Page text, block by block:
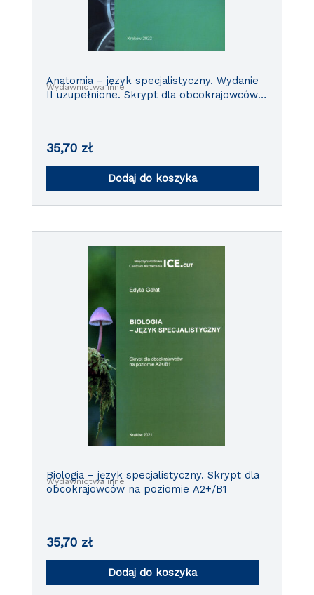
Wydawnictwa inne
Anatomia – język specjalistyczny. Wydanie
II uzupełnione. Skrypt dla obcokrajowców
35,70 zł
Dodaj do koszyka
Wydawnictwa inne
Biologia – język specjalistyczny. Skrypt dla
obcokrajowców na poziomie A2+/B1
35,70 zł
Dodaj do koszyka